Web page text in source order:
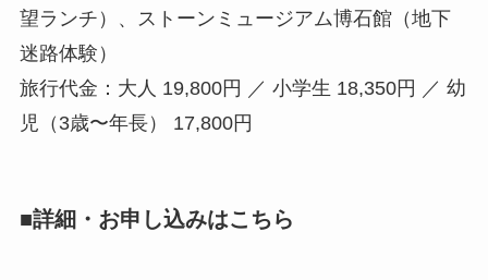
望ランチ）、ストーンミュージアム博石館（地下
迷路体験）
旅行代金：大人 19,800円 ／ 小学生 18,350円 ／ 幼
児（3歳〜年長） 17,800円
■詳細・お申し込みはこちら